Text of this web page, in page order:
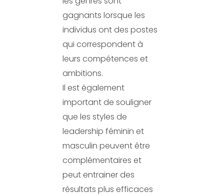
gagnants lorsque les
individus ont des postes
qui correspondent à
leurs compétences et
ambitions.
Il est également
important de souligner
que les styles de
leadership féminin et
masculin peuvent être
complémentaires et
peut entrainer des
résultats plus efficaces